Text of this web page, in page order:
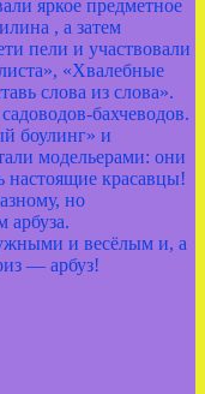
яркое предметное
, а затем
пели и участвовали
«Хвалебные
слова из слова».
боулинг» и
модельерами: они
настоящие красавцы!
но
арбуза.
и весёлым и, а
— арбуз!